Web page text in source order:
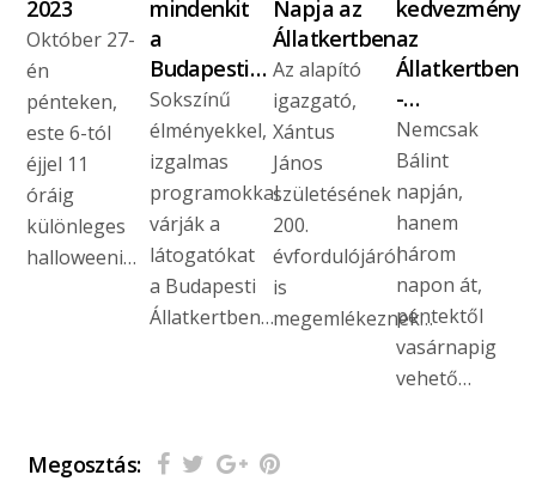
2023
Október 27-
én
pénteken,
este 6-tól
éjjel 11
óráig
különleges
halloweeni…
mindenkit
a
Budapesti…
Sokszínű
élményekkel,
izgalmas
programokkal
várják a
látogatókat
a Budapesti
Állatkertben…
Napja az
Állatkertben
Az alapító
igazgató,
Xántus
János
születésének
200.
évfordulójáról
is
megemlékeznek…
kedvezmény
az
Állatkertben
-…
Nemcsak
Bálint
napján,
hanem
három
napon át,
péntektől
vasárnapig
vehető…
Megosztás: